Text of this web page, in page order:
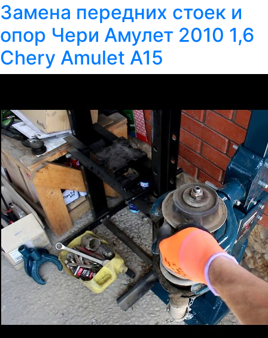
Замена передних стоек и
опор Чери Амулет 2010 1,6
Chery Amulet A15